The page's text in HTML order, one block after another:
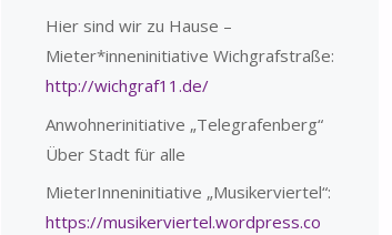
Hier sind wir zu Hause –
Mieter*inneninitiative Wichgrafstraße:
http://wichgraf11.de/
Anwohnerinitiative „Telegrafenberg“
Über Stadt für alle
MieterInneninitiative „Musikerviertel“:
https://musikerviertel.wordpress.co